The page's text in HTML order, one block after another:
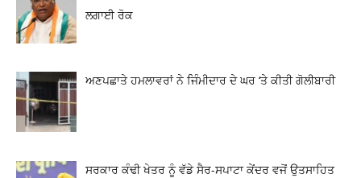
ਲਗਾਈ ਰੋਕ
ਅਣਪਛਾਤੇ ਹਮਲਾਵਰਾਂ ਨੇ ਜਿੰਮੀਦਾਰ ਦੇ ਘਰ ‘ਤੇ ਕੀਤੀ ਗੋਲੀਬਾਰੀ
ਸਰਕਾਰ ਕੰਢੀ ਖੇਤਰ ਨੂੰ ਵੱਡੇ ਸੈਰ-ਸਪਾਟਾ ਕੇਂਦਰ ਵਜੋਂ ਉਤਸਾਹਿਤ